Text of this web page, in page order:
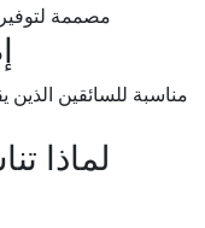
مصممة
مناسبة للسائقين
لماذا